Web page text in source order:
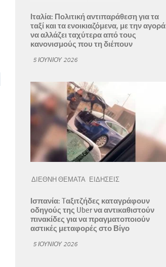
Ιταλία: Πολιτική αντιπαράθεση για τα
ταξί και τα ενοικιαζόμενα, με την αγορά
να αλλάζει ταχύτερα από τους
κανονισμούς που τη διέπουν
5 ΙΟΥΝΊΟΥ 2026
ΔΙΕΘΝΗ ΘΕΜΑΤΑ ΕΙΔΗΣΕΙΣ
Ισπανία: Tαξιτζήδες καταγράφουν
οδηγούς της Uber να αντικαθιστούν
πινακίδες για να πραγματοποιούν
αστικές μεταφορές στο Βίγο
5 ΙΟΥΝΊΟΥ 2026